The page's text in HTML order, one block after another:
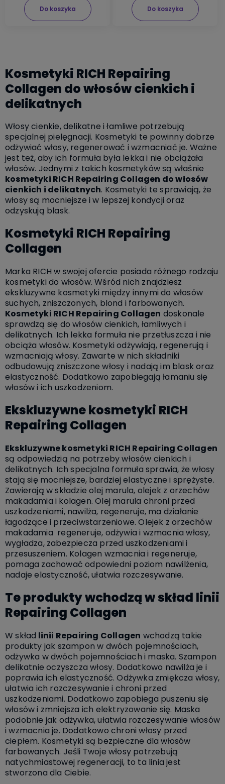
Do koszyka Do koszyka
Kosmetyki RICH Repairing
Collagen do włosów cienkich i
delikatnych
Włosy cienkie, delikatne i łamliwe potrzebują
specjalnej pielęgnacji. Kosmetyki te powinny dobrze
odżywiać włosy, regenerować i wzmacniać je. Ważne
jest też, aby ich formuła była lekka i nie obciążała
włosów. Jednymi z takich kosmetyków są właśnie
kosmetyki RICH Repairing Collagen do włosów
cienkich i delikatnych. Kosmetyki te sprawiają, że
włosy są mocniejsze i w lepszej kondycji oraz
odzyskują blask.
Kosmetyki RICH Repairing
Collagen
Marka RICH w swojej ofercie posiada różnego rodzaju
kosmetyki do włosów. Wśród nich znajdziesz
ekskluzywne kosmetyki między innymi do włosów
suchych, zniszczonych, blond i farbowanych.
Kosmetyki RICH Repairing Collagen doskonale
sprawdzą się do włosów cienkich, łamliwych i
delikatnych. Ich lekka formuła nie przetłuszcza i nie
obciąża włosów. Kosmetyki odżywiają, regenerują i
wzmacniają włosy. Zawarte w nich składniki
odbudowują zniszczone włosy i nadają im blask oraz
elastyczność. Dodatkowo zapobiegają łamaniu się
włosów i ich uszkodzeniom.
Ekskluzywne kosmetyki RICH
Repairing Collagen
Ekskluzywne kosmetyki RICH Repairing Collagen
są odpowiedzią na potrzeby włosów cienkich i
delikatnych. Ich specjalna formuła sprawia, że włosy
stają się mocniejsze, bardziej elastyczne i sprężyste.
Zawierają w składzie olej marula, olejek z orzechów
makadamia i kolagen. Olej marula chroni przed
uszkodzeniami, nawilża, regeneruje, ma działanie
łagodzące i przeciwstarzeniowe. Olejek z orzechów
makadamia regeneruje, odżywia i wzmacnia włosy,
wygładza, zabezpiecza przed uszkodzeniami i
przesuszeniem. Kolagen wzmacnia i regeneruje,
pomaga zachować odpowiedni poziom nawilżenia,
nadaje elastyczność, ułatwia rozczesywanie.
Te produkty wchodzą w skład linii
Repairing Collagen
W skład linii Repairing Collagen wchodzą takie
produkty jak szampon w dwóch pojemnościach,
odżywka w dwóch pojemnościach i maska. Szampon
delikatnie oczyszcza włosy. Dodatkowo nawilża je i
poprawia ich elastyczność. Odżywka zmiękcza włosy,
ułatwia ich rozczesywanie i chroni przed
uszkodzeniami. Dodatkowo zapobiega puszeniu się
włosów i zmniejsza ich elektryzowanie się. Maska
podobnie jak odżywka, ułatwia rozczesywanie włosów
i wzmacnia je. Dodatkowo chroni włosy przed
ciepłem. Kosmetyki są bezpieczne dla włosów
farbowanych. Jeśli Twoje włosy potrzebują
natychmiastowej regeneracji, to ta linia jest
stworzona dla Ciebie.